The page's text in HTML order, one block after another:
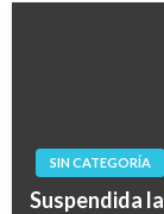
SIN CATEGORÍA
Suspendida